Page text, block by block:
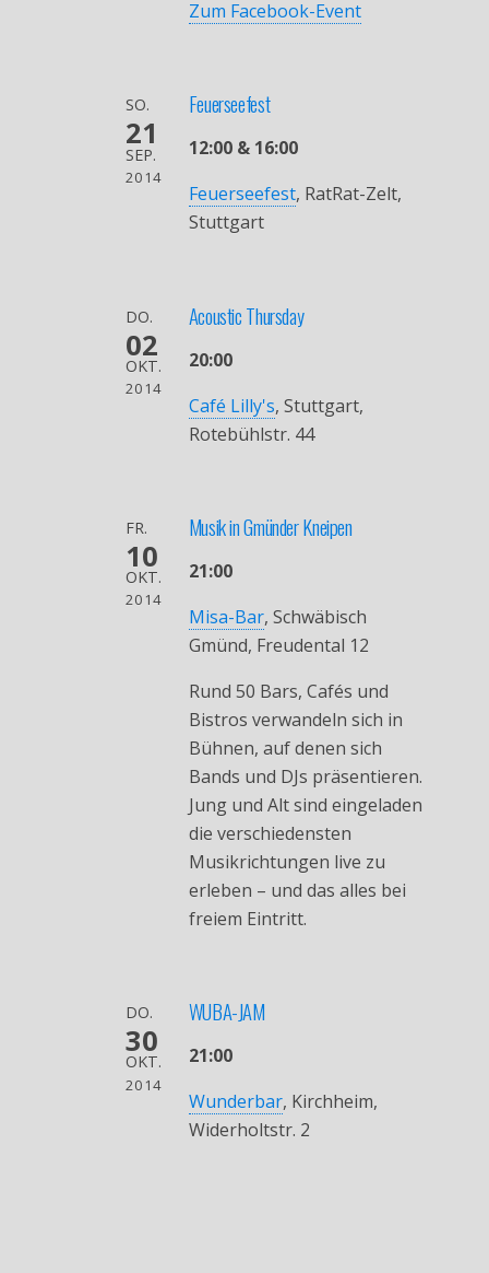
Zum Facebook-Event
SO.
21
SEP.
2014
Feuerseefest
12:00 & 16:00
Feuerseefest, RatRat-Zelt,
Stuttgart
DO.
02
OKT.
2014
Acoustic Thursday
20:00
Café Lilly's, Stuttgart,
Rotebühlstr. 44
FR.
10
OKT.
2014
Musik in Gmünder Kneipen
21:00
Misa-Bar, Schwäbisch
Gmünd, Freudental 12
Rund 50 Bars, Cafés und
Bistros verwandeln sich in
Bühnen, auf denen sich
Bands und DJs präsentieren.
Jung und Alt sind eingeladen
die verschiedensten
Musikrichtungen live zu
erleben – und das alles bei
freiem Eintritt.
DO.
30
OKT.
2014
WUBA-JAM
21:00
Wunderbar, Kirchheim,
Widerholtstr. 2